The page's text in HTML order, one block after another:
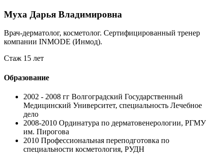
Муха Дарья Владимировна
Врач-дерматолог, косметолог. Cертифицированный тренер
компании INMODE (Инмод).
Стаж 15 лет
Образование
2002 - 2008 гг Волгоградский Государственный
Медицинский Университет, специальность Лечебное
дело
2008-2010 Ординатура по дерматовенерологии, РГМУ
им. Пирогова
2010 Профессиональная переподготовка по
специальности косметология, РУДН